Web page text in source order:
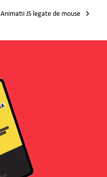
Animatii JS legate de mouse